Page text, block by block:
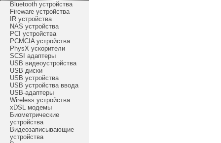
Bluetooth устройства
Fireware устройства
IR устройства
NAS устройства
PCI устройства
PCMCIA устройства
PhysX ускорители
SCSI адаптеры
USB видеоустройства
USB диски
USB устройства
USB устройства ввода
USB-адаптеры
Wireless устройства
xDSL модемы
Биометрические
устройства
Видеозаписывающие
устройства